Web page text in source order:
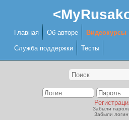
Главная Об авторе Видеокурсы
Служба поддержки Тесты
Забыли
Забыли